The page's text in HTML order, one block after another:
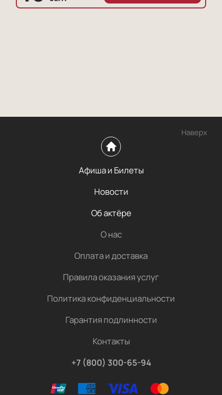
Наверх
Афиша и Билеты
Новости
Об актёре
О нас
Оплата и доставка
Правила оказания услуг
Политика конфиденциальности
Гарантия подлинности
Контакты
+7 (800) 300-65-94